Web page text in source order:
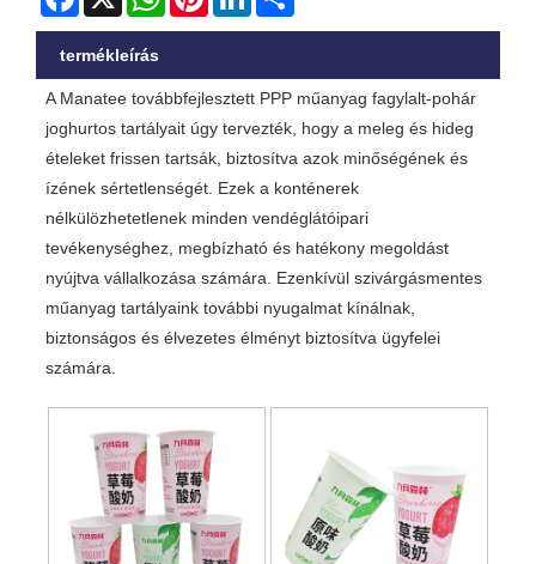
termékleírás
A Manatee továbbfejlesztett PPP műanyag fagylalt-pohár
joghurtos tartályait úgy tervezték, hogy a meleg és hideg
ételeket frissen tartsák, biztosítva azok minőségének és
ízének sértetlenségét. Ezek a konténerek
nélkülözhetetlenek minden vendéglátóipari
tevékenységhez, megbízható és hatékony megoldást
nyújtva vállalkozása számára. Ezenkívül szivárgásmentes
műanyag tartályaink további nyugalmat kínálnak,
biztonságos és élvezetes élményt biztosítva ügyfelei
számára.